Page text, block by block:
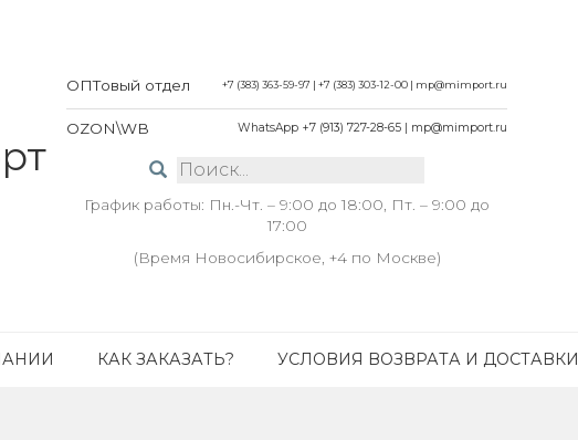
ОПТовый отдел +7 (383) 363-59-97 | +7 (383) 303-12-00 | mp@mimport.ru
OZON\WB WhatsApp +7 (913) 727-28-65 | mp@mimport.ru
График работы: Пн.-Чт. – 9:00 до 18:00, Пт. – 9:00 до
17:00
(Время Новосибирское, +4 по Москве)
КАК ЗАКАЗАТЬ? УСЛОВИЯ ВОЗВРАТА И ДОСТАВКИ